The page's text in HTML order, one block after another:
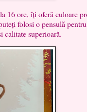
ore, îți oferă culoare
folosi o pensulă
calitate superioară.